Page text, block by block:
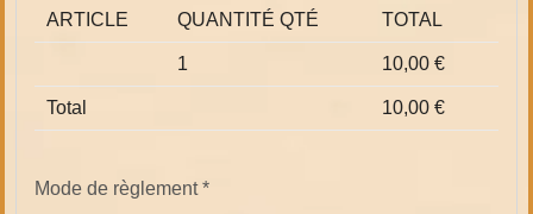
ARTICLE
QUANTITÉ QTÉ TOTAL
1 10,00 €
Total 10,00 €
Mode de règlement*